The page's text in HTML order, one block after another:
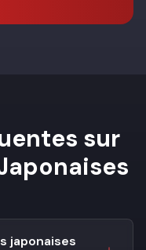
sur
japonaises